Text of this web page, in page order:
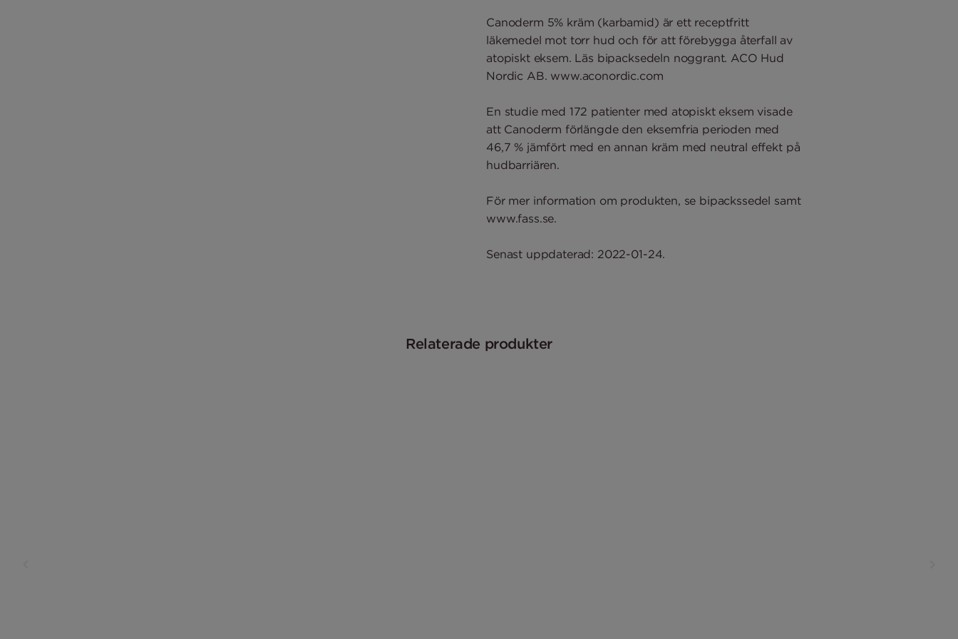
Canoderm 5% kräm (karbamid) är ett receptfritt
läkemedel mot torr hud och för att förebygga återfall av
atopiskt eksem. Läs bipacksedeln noggrant. ACO Hud
Nordic AB. www.aconordic.com
En studie med 172 patienter med atopiskt eksem visade
att Canoderm förlängde den eksemfria perioden med
46,7 % jämfört med en annan kräm med neutral effekt på
hudbarriären.
För mer information om produkten, se bipackssedel samt
www.fass.se.
Senast uppdaterad: 2022-01-24.
Relaterade produkter